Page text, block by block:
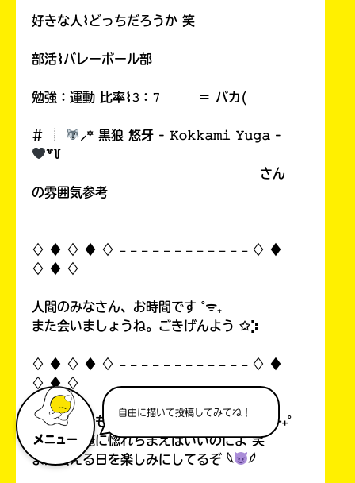
メニュー
自由に描いて投稿してみてね！
好きな人⌇どっちだろうか 笑
部活⌇バレーボール部
勉強：運動 比率⌇𝟹：𝟽 ＝ バカ(
# ︎┊︎
⸝꙳ 黒狼 悠牙 - 𝙺𝚘𝚔𝚔𝚊𝚖𝚒 𝚈𝚞𝚐𝚊 -
꒷꒦
さん
の雰囲気参考
♢ ♦︎ ♢ ♦︎ ♢ 𓐄 𓐄 𓐄 𓐄 𓐄 𓐄 𓐄 𓐄 𓐄 𓐄 𓐄 𓐄 ♢ ♦︎
♢ ♦︎ ♢
人間のみなさん、お時間です ˚ᯤ₊
また会いましょうね。ごきげんよう ✩⡱
♢ ♦︎ ♢ ♦︎ ♢ 𓐄 𓐄 𓐄 𓐄 𓐄 𓐄 𓐄 𓐄 𓐄 𓐄 𓐄 𓐄 ♢ ♦︎
♢ ♦︎ ♢
オマエの身も心もぜーんぶ俺のもの
◌ ⊹₊˚
さっさと俺に惚れちまえばいいのによ 笑
また会える日を楽しみにしてるぞ 𓆩
𓆪